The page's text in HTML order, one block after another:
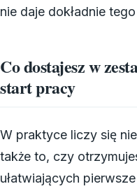
nie daje dokładnie
Co dostajesz w
start pracy
W praktyce liczy się
także to, czy
ułatwiających